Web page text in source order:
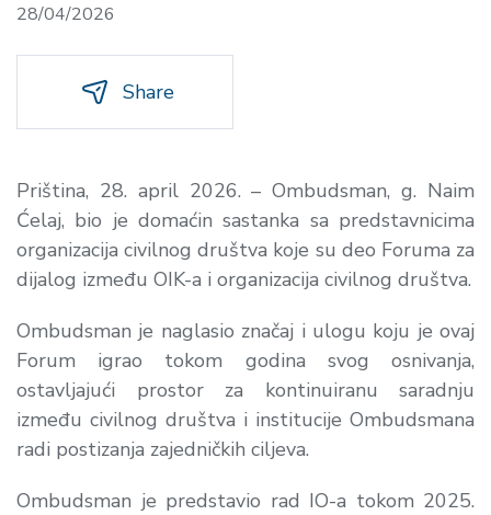
28/04/2026
Share
Priština, 28. april 2026. – Ombudsman, g. Naim
Ćelaj, bio je domaćin sastanka sa predstavnicima
organizacija civilnog društva koje su deo Foruma za
dijalog između OIK-a i organizacija civilnog društva.
Ombudsman je naglasio značaj i ulogu koju je ovaj
Forum igrao tokom godina svog osnivanja,
ostavljajući prostor za kontinuiranu saradnju
između civilnog društva i institucije Ombudsmana
radi postizanja zajedničkih ciljeva.
Ombudsman je predstavio rad IO-a tokom 2025.